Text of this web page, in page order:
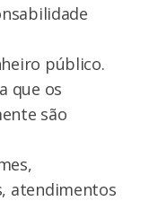
público.
que os
são
atendimentos